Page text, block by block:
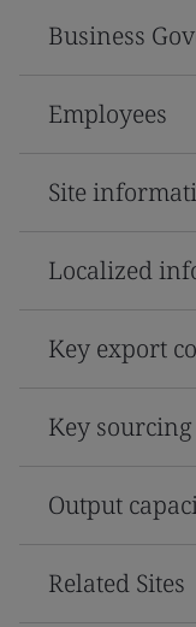
Business
Employees
Site
Localized
Key export
Key
Output
Related Sites